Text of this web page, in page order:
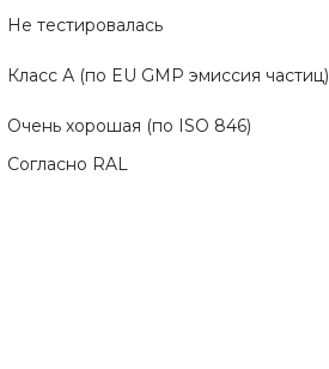
Не тестировалась
Класс А (по EU GMP эмиссия частиц)
Очень хорошая (по ISO 846)
Согласно RAL